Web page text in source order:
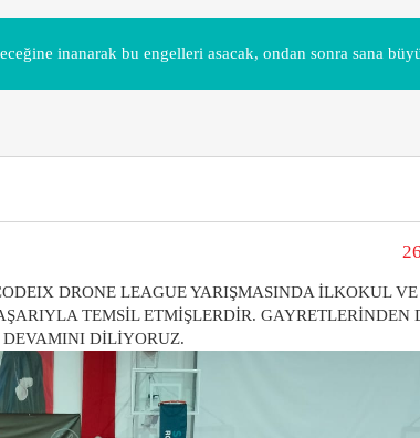
inanarak bu engelleri asacak, ondan sonra sana
DRONE LEAGUE YARIŞMASINDA İLKOKUL VE
TEMSİL ETMİŞLERDİR. GAYRETLERİNDEN
DİLİYORUZ.